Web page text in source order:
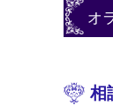
オ
相